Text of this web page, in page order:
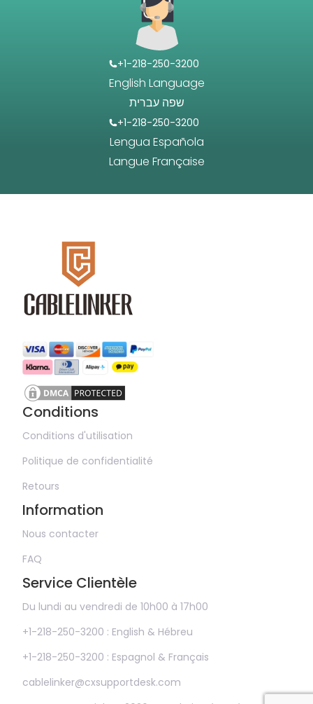
+1-218-250-3200
English Language
שפה עברית
+1-218-250-3200
Lengua Española
Langue Française
Conditions
Conditions d'utilisation
Politique de confidentialité
Retours
Information
Nous contacter
FAQ
Service Clientèle
Du lundi au vendredi de 10h00 à 17h00
+1-218-250-3200 : English & Hébreu
+1-218-250-3200 : Espagnol & Français
cablelinker@cxsupportdesk.com